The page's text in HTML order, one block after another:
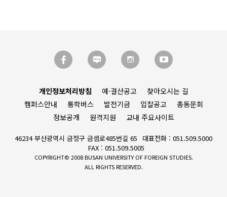
개인정보처리방침 예·결산공고
찾아오시는 길
캠퍼스안내
통학버스 발전기금 입찰공고
총동문회
정보공개
원격지원 교내 주요사이트
46234 부산광역시 금정구 금샘로485번길 65
대표전화 : 051.509.5000
FAX : 051.509.5005
COPYRIGHT© 2008 BUSAN UNIVERSITY OF FOREIGN STUDIES.
ALL RIGHTS RESERVED.